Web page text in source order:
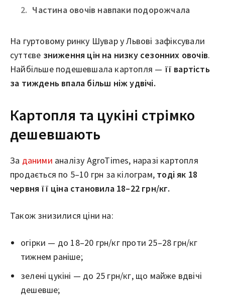
Частина овочів навпаки подорожчала
На гуртовому ринку Шувар у Львові зафіксували
суттєве зниження цін на низку сезонних овочів.
Найбільше подешевшала картопля — її вартість
за тиждень впала більш ніж удвічі.
Картопля та цукіні стрімко
дешевшають
За даними аналізу AgroTimes, наразі картопля
продається по 5–10 грн за кілограм, тоді як 18
червня її ціна становила 18–22 грн/кг.
Також знизилися ціни на:
огірки — до 18–20 грн/кг проти 25–28 грн/кг
тижнем раніше;
зелені цукіні — до 25 грн/кг, що майже вдвічі
дешевше;